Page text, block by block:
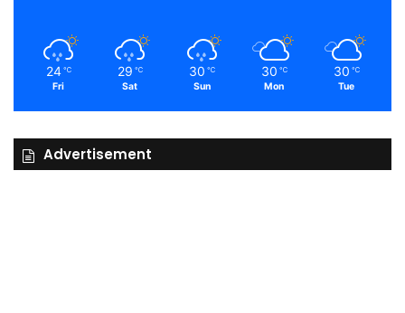
24 ℃
Fri
29 ℃
Sat
30 ℃
Sun
30 ℃
Mon
30 ℃
Tue
Advertisement